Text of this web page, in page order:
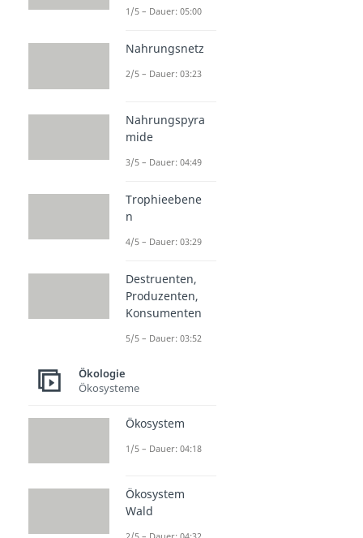
1/5 – Dauer: 05:00
Nahrungsnetz
2/5 – Dauer: 03:23
Nahrungspyra
mide
3/5 – Dauer: 04:49
Trophieebene
n
4/5 – Dauer: 03:29
Destruenten,
Produzenten,
Konsumenten
5/5 – Dauer: 03:52
Ökologie
Ökosysteme
Ökosystem
1/5 – Dauer: 04:18
Ökosystem
Wald